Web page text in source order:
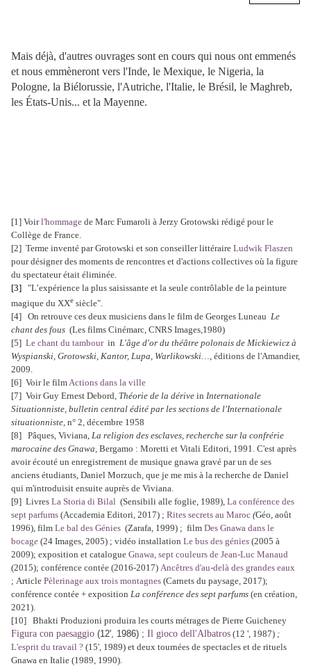
Mais déjà, d'autres ouvrages sont en cours qui nous ont emmenés
et nous emmèneront vers l'Inde, le Mexique, le Nigeria, la
Pologne, la Biélorussie, l'Autriche, l'Italie, le Brésil, le Maghreb,
les États-Unis... et la Mayenne.
[1] Voirl'hommage de Marc Fumaroli à Jerzy Grotowski rédigé pour le
Collège de France.
[2] Terme inventé par Grotowski et son conseiller littéraire Ludwik Flaszen
pour désigner des moments de rencontres et d'actions collectives où la figure
du spectateur était éliminée.
[3] "L’expérience la plus saisissante et la seule contrôlable de la peinture
magique du XXe siècle".
[4] On retrouve ces deux musiciens dans le film de Georges Luneau Le
chant des fous (Les films Cinémarc, CNRS Images,1980)
[5] Le chant du tambour in L'âge d'or du théâtre polonais de Mickiewicz à
Wyspianski, Grotowski, Kantor, Lupa, Warlikowski…
, éditions de l'Amandier,
2009.
[6] Voir le film Actions dans la ville
[7] Voir Guy Ernest Debord, Théorie de la dérive in Internationale
Situationniste, bulletin central édité par les sections de l'Internationale
situationniste , n° 2, décembre 1958
[8] Pâques, Viviana, La religion des esclaves, recherche sur la confrérie
marocaine des Gnawa , Bergamo : Moretti et Vitali Editori, 1991. C'est après
avoir écouté un enregistrement de musique gnawa gravé par un de ses
anciens étudiants, Daniel Morzuch, que je me mis à la recherche de Daniel
qui m'introduisit ensuite auprès de Viviana.
[9] Livres La Storia di Bilal (Sensibili alle foglie, 1989), La conférence des
sept parfums (Accademia Editori, 2017) ; Rites secrets au Maroc (Géo, août
1996), film Le bal des Génies (Zarafa, 1999) ; film Des Gnawa dans le
bocage (24 Images, 2005) ; vidéo installation Le bus des génies (2005 à
2009); exposition et catalogue Gnawa, sept couleurs de Jean-Luc Manaud
(2015); conférence contée (2016-2017) Ancêtres d'au-delà des grandes eaux
; Article Pèlerinage aux trois montagnes (Carnets du paysage, 2017);
conférence contée + exposition La conférence des sept parfums (en création,
2021).
[10] Bhakti Produzioni produira les courts métrages de Pierre Guicheney
Figura con paesaggio (12', 1986) ; Il gioco dell'Albatros (12 ', 1987) ;
L'esprit du travail ? (15', 1989) et deux tournées de spectacles et de rituels
Gnawa en Italie (1989, 1990).